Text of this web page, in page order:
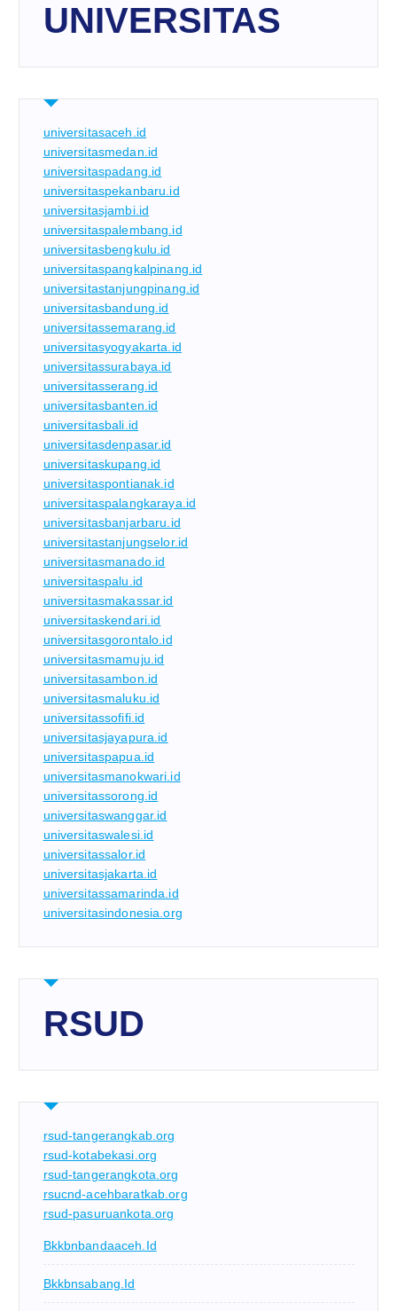
UNIVERSITAS
universitasaceh.id
universitasmedan.id
universitaspadang.id
universitaspekanbaru.id
universitasjambi.id
universitaspalembang.id
universitasbengkulu.id
universitaspangkalpinang.id
universitastanjungpinang.id
universitasbandung.id
universitassemarang.id
universitasyogyakarta.id
universitassurabaya.id
universitasserang.id
universitasbanten.id
universitasbali.id
universitasdenpasar.id
universitaskupang.id
universitaspontianak.id
universitaspalangkaraya.id
universitasbanjarbaru.id
universitastanjungselor.id
universitasmanado.id
universitaspalu.id
universitasmakassar.id
universitaskendari.id
universitasgorontalo.id
universitasmamuju.id
universitasambon.id
universitasmaluku.id
universitassofifi.id
universitasjayapura.id
universitaspapua.id
universitasmanokwari.id
universitassorong.id
universitaswanggar.id
universitaswalesi.id
universitassalor.id
universitasjakarta.id
universitassamarinda.id
universitasindonesia.org
RSUD
rsud-tangerangkab.org
rsud-kotabekasi.org
rsud-tangerangkota.org
rsucnd-acehbaratkab.org
rsud-pasuruankota.org
Bkkbnbandaaceh.id
Bkkbnsabang.id